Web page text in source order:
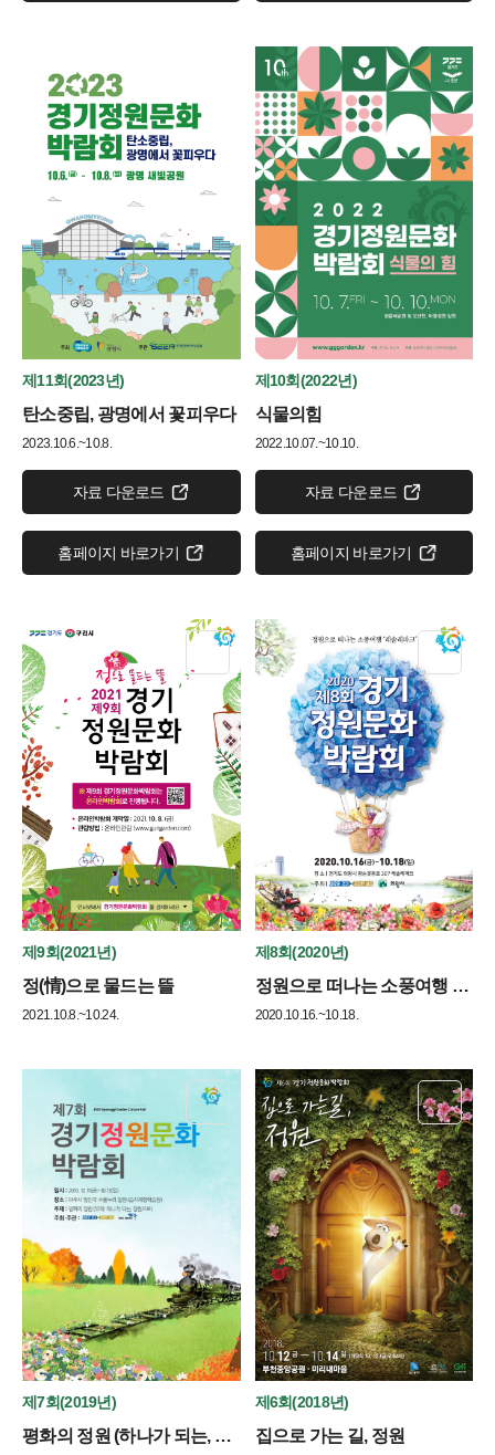
제11회(2023년)
탄소중립, 광명에서 꽃피우다
2023.10.6.~10.8.
자료 다운로드
홈페이지 바로가기
제10회(2022년)
식물의힘
2022.10.07.~10.10.
자료 다운로드
홈페이지 바로가기
제9회(2021년)
정(情)으로 물드는 뜰
2021.10.8.~10.24.
제8회(2020년)
정원으로 떠나는 소풍여행 ‘레솔레파크’
2020.10.16.~10.18.
제7회(2019년)
평화의 정원 (하나가 되는, 정원으로)
제6회(2018년)
집으로 가는 길, 정원